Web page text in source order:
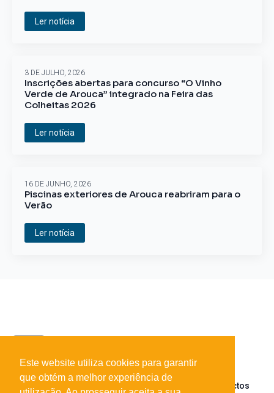
Ler notícia
Inscrições abertas para concurso “O Vinho
Verde de Arouca” integrado na Feira das
Colheitas 2026
3 DE JULHO, 2026
Ler notícia
Piscinas exteriores de Arouca reabriram para o
Verão
16 DE JUNHO, 2026
Ler notícia
Contactos
Este website utiliza cookies para garantir
que obtém a melhor experiência de